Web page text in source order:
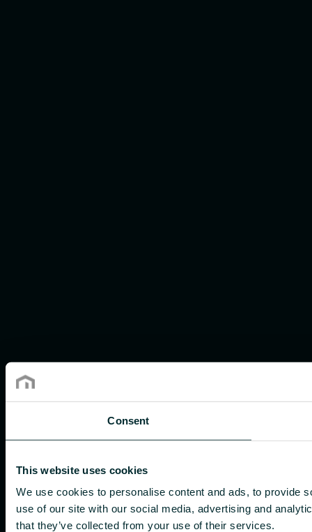
Consent
This website uses cookies
We use cookies to personalise content and ads, to provide
use of our site with our social media, advertising and
that they’ve collected from your use of their services.